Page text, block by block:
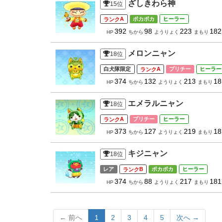
15位 ざしきわら神
A ポカポカ ヒーラー
HP392 ちから 98 ようりょく 223 まもり 182
18位 メロンニャン
白犬隊限定 A プリチー ヒーラー
HP374 ちから 132 ようりょく 213 まもり
18位 エメラルニャン
A プリチー ヒーラー
HP373 ちから 127 ようりょく 219 まもり
18位 キジニャン
レア B ポカポカ ヒーラー
HP374 ちから 88 ようりょく 217 まもり 181
← 前へ 1 2 3 4 5 次へ →